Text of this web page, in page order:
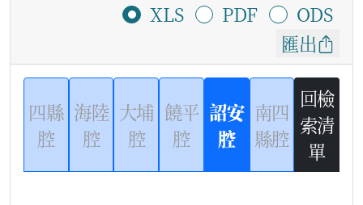
XLS
PDF
ODS
匯出
四縣
腔
海陸
腔
大埔
腔
饒平
腔
詔安
腔
南四
縣腔
回檢
索清
單